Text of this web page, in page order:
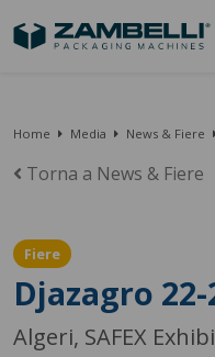
Home Media News & Fiere
Torna a News & Fiere
Fiere
Djazagro
Algeri, SAFEX